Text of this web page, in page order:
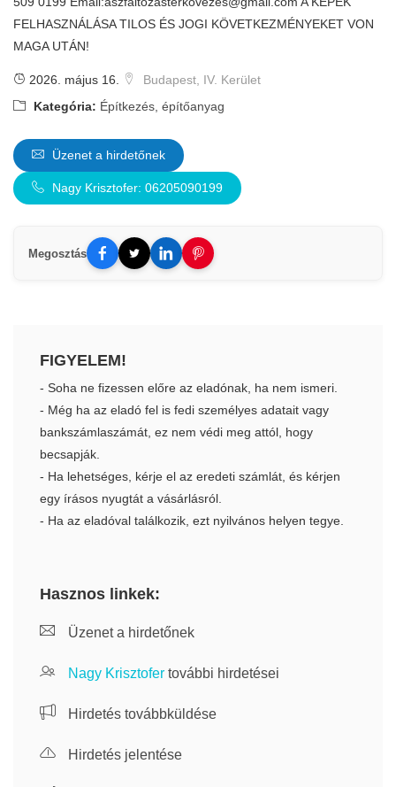
FELHASZNÁLÁSA TILOS ÉS JOGI KÖVETKEZMÉNYEKET VON
MAGA UTÁN!
2026. május 16.
Budapest, IV. Kerület
Kategória: Építkezés, építőanyag
Üzenet a hirdetőnek
Nagy Krisztofer: 06205090199
Megosztás
FIGYELEM!
- Soha ne fizessen előre az eladónak, ha nem ismeri.
- Még ha az eladó fel is fedi személyes adatait vagy
bankszámlaszámát, ez nem védi meg attól, hogy
becsapják.
- Ha lehetséges, kérje el az eredeti számlát, és kérjen
egy írásos nyugtát a vásárlásról.
- Ha az eladóval találkozik, ezt nyilvános helyen tegye.
Hasznos linkek:
Üzenet a hirdetőnek
Nagy Krisztofer további hirdetései
Hirdetés továbbküldése
Hirdetés jelentése